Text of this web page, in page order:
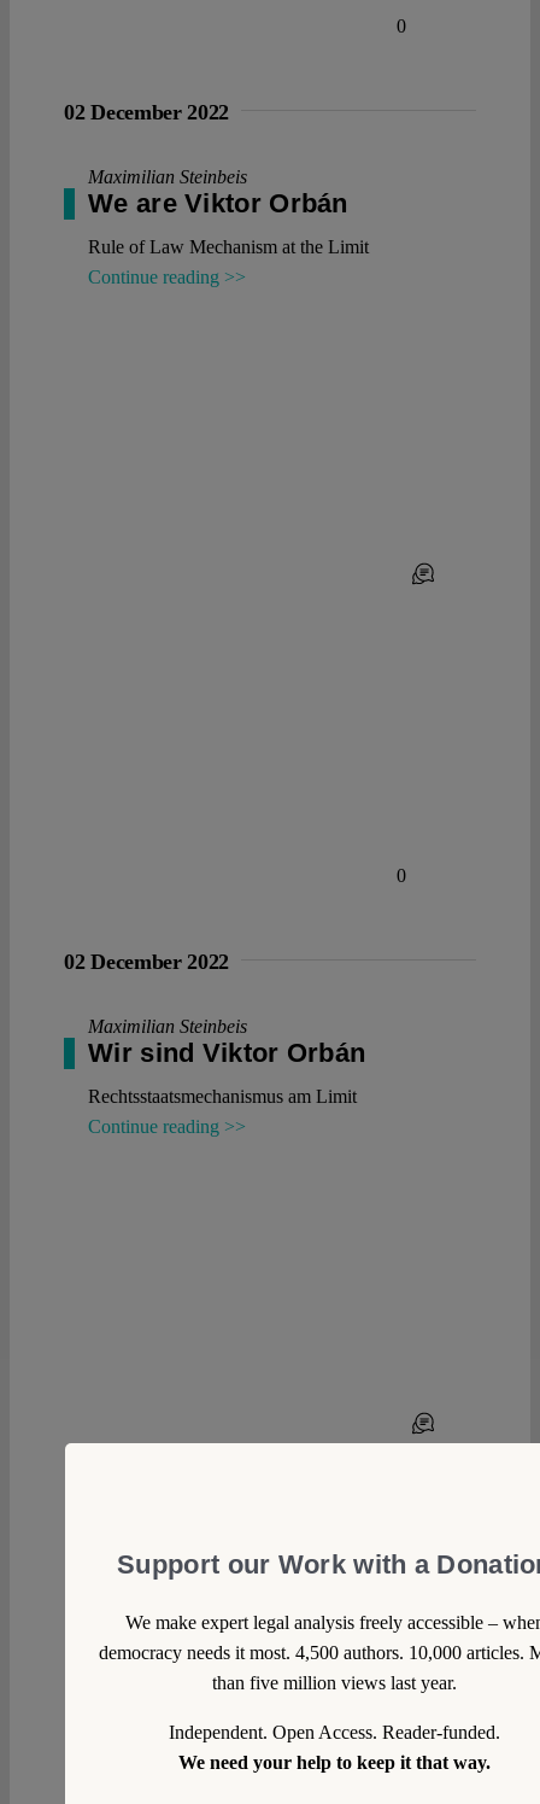
0
02 December 2022
Maximilian Steinbeis
We are Viktor Orbán
Rule of Law Mechanism at the Limit
Continue reading >>
0
02 December 2022
Maximilian Steinbeis
Wir sind Viktor Orbán
Rechtsstaatsmechanismus am Limit
Continue reading >>
1
Support our Work with a
We make expert legal analysis freely accessible –
democracy needs it most. 4,500 authors. 10,000 articles.
than five million views last year.
Independent. Open Access. Reader-funded.
We need your help to keep it that way.